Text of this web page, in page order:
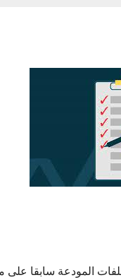
المودعة سابقا على